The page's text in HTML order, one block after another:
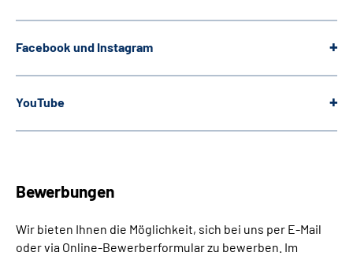
Facebook und Instagram
YouTube
Bewerbungen
Wir bieten Ihnen die Möglichkeit, sich bei uns per E-Mail
oder via Online-Bewerberformular zu bewerben. Im